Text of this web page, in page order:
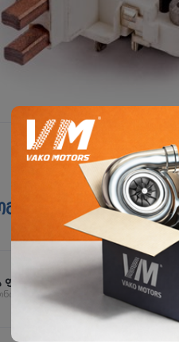
ფილიალებში
ფილიალი
სოფ. წიწამური